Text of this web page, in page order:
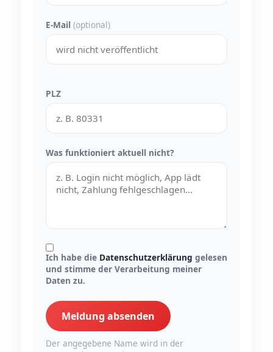
E-Mail (optional)
PLZ
Was funktioniert aktuell nicht?
Ich habe die Datenschutzerklärung gelesen
und stimme der Verarbeitung meiner
Daten zu.
Meldung absenden
Der angegebene Name wird in der